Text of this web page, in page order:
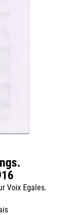
Voix Egales.